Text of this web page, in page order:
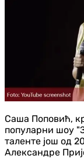
Саша Поповић,
популарни шоу
таленте још од
Александре